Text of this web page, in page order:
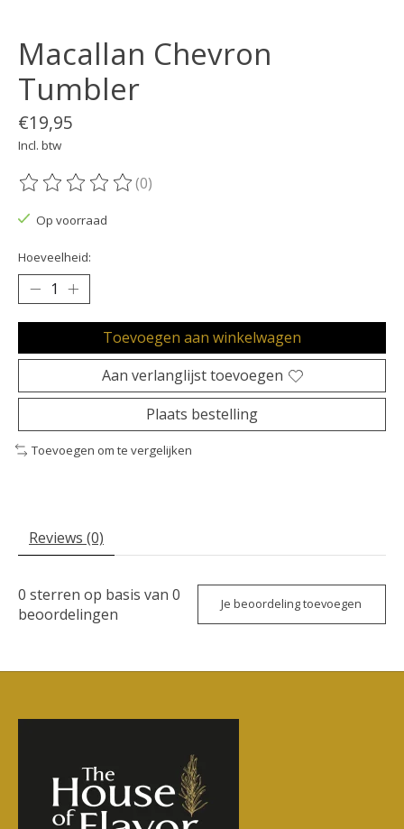
Macallan Chevron
Tumbler
€19,95
Incl. btw
De beoordeling van dit product is
(0)
Op voorraad
Hoeveelheid:
Toevoegen aan winkelwagen
Aan verlanglijst toevoegen
Plaats bestelling
Toevoegen om te vergelijken
Reviews (0)
0 sterren op basis van 0
beoordelingen
Je beoordeling toevoegen